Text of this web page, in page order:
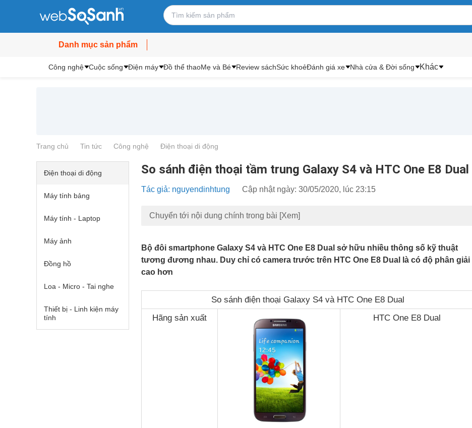
Danh mục sản phẩm
Công nghệ Cuộc sống Điện máy Đồ thể thaoMẹ và Bé Review sáchSức khoẻĐánh giá xe Nhà cửa & Đời sống Khác
Trang chủ Tin tức Công nghệ Điện thoại di động
Điện thoại di động
Máy tính bảng
Máy tính - Laptop
Máy ảnh
Đồng hồ
Loa - Micro - Tai nghe
Thiết bị - Linh kiện máy
tính
So sánh điện thoại tầm trung Galaxy S4 và HTC One E8 Dual
Tác giả: nguyendinhtung Cập nhật ngày: 30/05/2020, lúc 23:15
Chuyển tới nội dung chính trong bài [Xem]
Bộ đôi smartphone Galaxy S4 và HTC One E8 Dual sở hữu nhiều thông số kỹ thuật
tương đương nhau. Duy chỉ có camera trước trên HTC One E8 Dual là có độ phân giải
cao hơn
So sánh điện thoại Galaxy S4 và HTC One E8 Dual
Hãng sản xuất
HTC One E8 Dual